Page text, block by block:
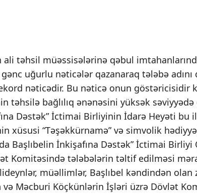
təhsil müəssisələrinə qəbul
uğurlu nəticələr qazanaraq tələbə adını
nəticədir. Bu nəticə onun göstəricisidir
təhsilə bağlılıq ənənəsini yüksək
Dəstək” İctimai Birliyinin İdarə Heyəti bu
xüsusi “Təşəkkürnamə” və simvolik
Başlıbelin İnkişafına Dəstək” İctimai Birliyi
Komitəsində tələbələrin təltif edilməsi
müəllimlər, Başlıbel kəndindən olan
və Məcburi Köçkünlərin İşləri üzrə Dövlət